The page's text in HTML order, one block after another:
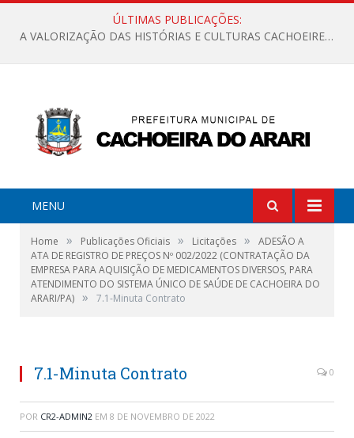
ÚLTIMAS PUBLICAÇÕES:
A VALORIZAÇÃO DAS HISTÓRIAS E CULTURAS CACHOEIRENSES
MENU
Home » Publicações Oficiais » Licitações »
ADESÃO A
ATA DE REGISTRO DE PREÇOS Nº 002/2022 (CONTRATAÇÃO DA
EMPRESA PARA AQUISIÇÃO DE MEDICAMENTOS DIVERSOS, PARA
ATENDIMENTO DO SISTEMA ÚNICO DE SAÚDE DE CACHOEIRA DO
ARARI/PA) » 7.1-Minuta Contrato
7.1-Minuta Contrato 0
POR CR2-ADMIN2 EM 8 DE NOVEMBRO DE 2022